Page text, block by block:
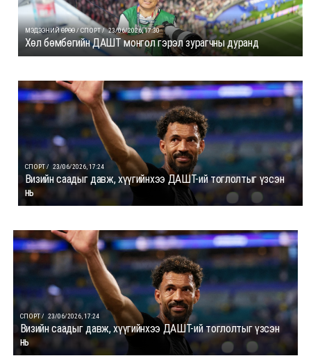
МЭДЭЭНИЙ ӨРӨӨ / СПОРТ / 23/06/2026, 17:30
Хөл бөмбөгийн ДАШТ монгол гэрэл зурагчны дуранд
СПОРТ / 23/06/2026, 17:24
Визийн саадыг давж, хүүгийнхээ ДАШТ-ий тоглолтыг үзсэн
нь
СПОРТ / 23/06/2026, 17:24
Визийн саадыг давж, хүүгийнхээ ДАШТ-ий тоглолтыг үзсэн
нь